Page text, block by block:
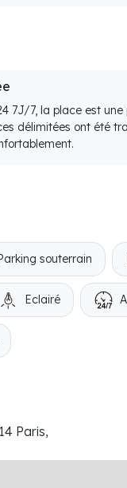
7J/7, la place est
délimitées ont été
souterrain
Eclairé
Paris,